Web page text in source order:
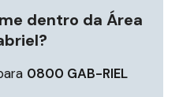
dentro da Área
0800 GAB-RIEL